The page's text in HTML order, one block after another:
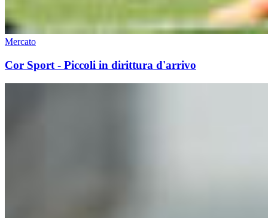
Mercato
Cor Sport - Piccoli in dirittura d'arrivo